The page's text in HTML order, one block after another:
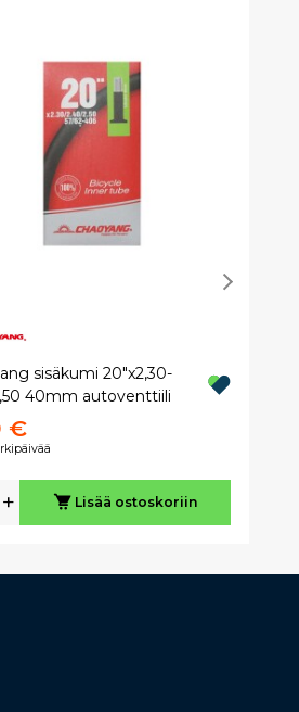
sisäkumi 20"x2,30-
40mm autoventtiili
€
+ Lisää ostoskoriin